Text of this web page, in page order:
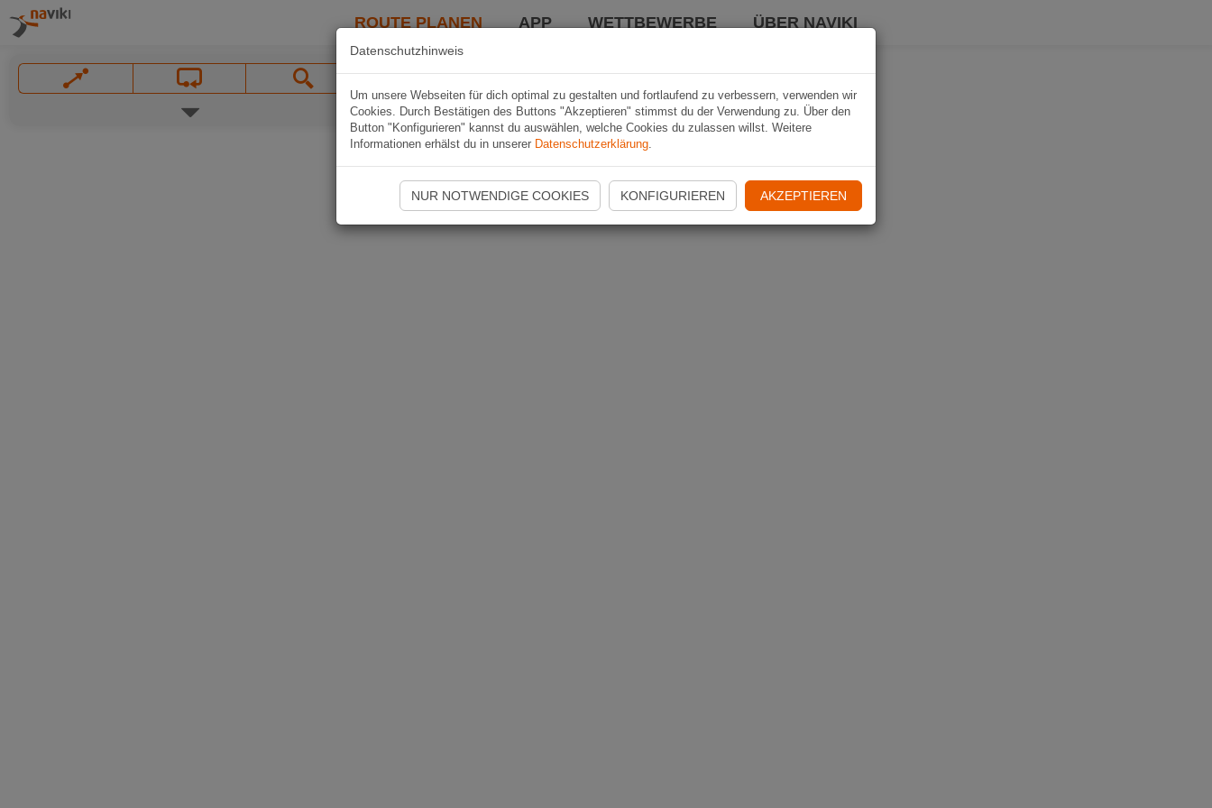
ROUTE PLANEN APP WETTBEWERBE ÜBER NAVIKI
Datenschutzhinweis
Um unsere Webseiten für dich optimal zu gestalten und fortlaufend zu verbessern, verwenden wir
Cookies. Durch Bestätigen des Buttons "Akzeptieren" stimmst du der Verwendung zu. Über den
Button "Konfigurieren" kannst du auswählen, welche Cookies du zulassen willst. Weitere
Informationen erhälst du in unserer Datenschutzerklärung.
NUR NOTWENDIGE COOKIES KONFIGURIEREN AKZEPTIEREN